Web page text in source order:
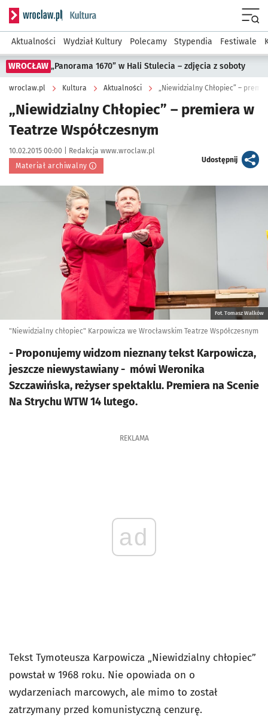
Serwis informacyjny wroclaw.pl podserwis: Kultura
Aktualności Wydział Kultury Polecamy Stypendia Festiwale
WROCŁAW „Panorama 1670” w Hali Stulecia – zdjęcia z soboty
wroclaw.pl Kultura Aktualności „Niewidzialny Chłopiec” –
„Niewidzialny Chłopiec” – premiera w
Teatrze Współczesnym
Data publikacji:
10.02.2015 00:00 | Autor:
Redakcja www.wroclaw.pl
Materiał archiwalny
Udostępnijartykuł
Kliknij, aby powiększyć
Fot. Tomasz Walków
"Niewidzialny chłopiec" Karpowicza we Wrocławskim Teatrze Współczesnym
- Proponujemy widzom nieznany tekst Karpowicza,
jeszcze niewystawiany - mówi Weronika
Szczawińska, reżyser spektaklu. Premiera na Scenie
Na Strychu WTW 14 lutego.
REKLAMA
ad
Tekst Tymoteusza Karpowicza „Niewidzialny chłopiec”
powstał w 1968 roku. Nie opowiada on o
wydarzeniach marcowych, ale mimo to został
zatrzymany przed komunistyczną cenzurę.